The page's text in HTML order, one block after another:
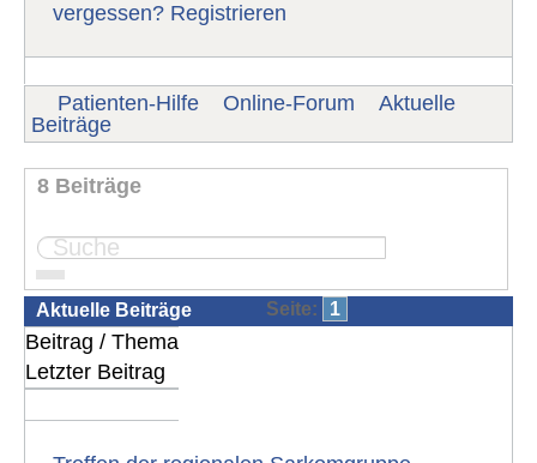
vergessen? Registrieren
Patienten-Hilfe Online-Forum
Aktuelle
Beiträge
8 Beiträge
Seite: 1
Aktuelle Beiträge
Beitrag / Thema
Letzter Beitrag